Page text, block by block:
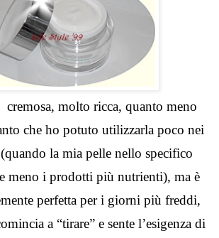
cremosa, molto ricca, quanto meno
che ho potuto utilizzarla poco nei
la mia pelle nello specifico
meno i prodotti più nutrienti), ma è
perfetta per i giorni più freddi,
a “tirare” e sente l’esigenza di